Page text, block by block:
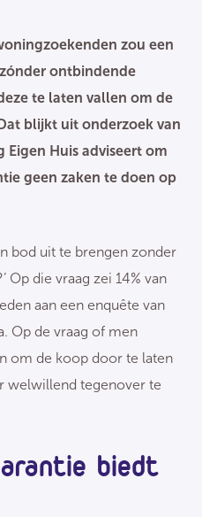
zou een
ontbindende
te laten vallen om de
blijkt uit onderzoek van
Eigen Huis adviseert om
geen zaken te doen op
bod uit te brengen zonder
Op die vraag zei 14% van
aan een enquête van
Op de vraag of men
om de koop door te laten
welwillend tegenover te
biedt